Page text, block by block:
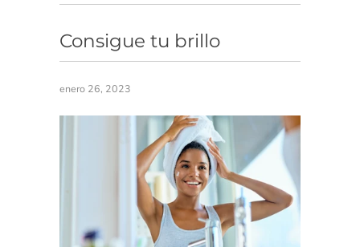
Consigue tu brillo
enero 26, 2023